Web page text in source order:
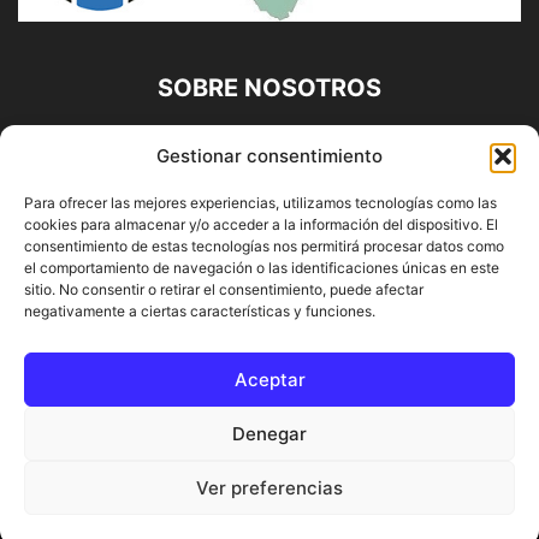
Gestionar consentimiento
Para ofrecer las mejores experiencias, utilizamos tecnologías como las
cookies para almacenar y/o acceder a la información del dispositivo. El
consentimiento de estas tecnologías nos permitirá procesar datos como
el comportamiento de navegación o las identificaciones únicas en este
sitio. No consentir o retirar el consentimiento, puede afectar
negativamente a ciertas características y funciones.
Aceptar
Denegar
Ver preferencias
SOBRE NOSOTROS
Diario Alhaurín (www.alhaurindelatorre.com) Propiedad de
Francisco E. López López | 639 95 71 95 | Noticias de
Alhaurín de la Torre, Málaga y Provincia|
Contáctanos:info@alhaurindelatorre.com
SÍGUENOS
© DIARIO ALHAURÍN | Diseñado por INFORMÁTICA ALHAURÍN